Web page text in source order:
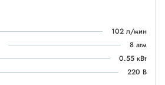
102 л/мин
8 атм
0.55 кВт
220 В